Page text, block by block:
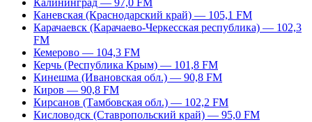
Калининград — 97,0 FM
Каневская (Краснодарский край) — 105,1 FM
Карачаевск (Карачаево-Черкесская республика) — 102,3
FM
Кемерово — 104,3 FM
Керчь (Республика Крым) — 101,8 FM
Кинешма (Ивановская обл.) — 90,8 FM
Киров — 90,8 FM
Кирсанов (Тамбовская обл.) — 102,2 FM
Кисловодск (Ставропольский край) — 95,0 FM